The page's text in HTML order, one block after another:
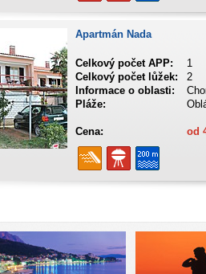
Apartmán Nada
Celkový počet APP:
1
Celkový počet lůžek:
2
Informace o oblasti:
Pláže:
Cena: od